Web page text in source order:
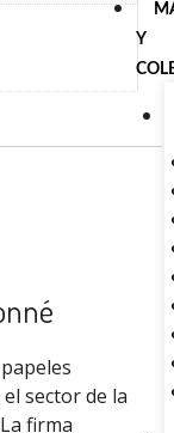
Y
sector de la
firma